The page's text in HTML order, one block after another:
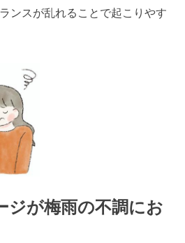
ンスが乱れることで起こりやす
ジが梅雨の不調にお